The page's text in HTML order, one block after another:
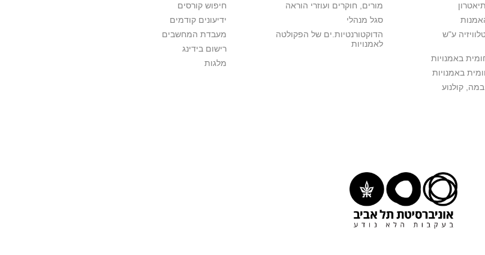
ע"ש
באמנויות
באמנויות
קולנוע
מורים, חוקרים ועוזרי הוראה
סגל מנהלי
הדוקטורנטיות.ים של הפקולטה
לאמנויות
חיפוש קורסים
ידיעונים קודמים
מעבדת המחשבים
רישום בידינג
מלגות